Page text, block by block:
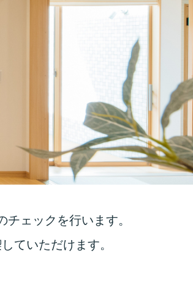
ェックを行います。
ていただけます。